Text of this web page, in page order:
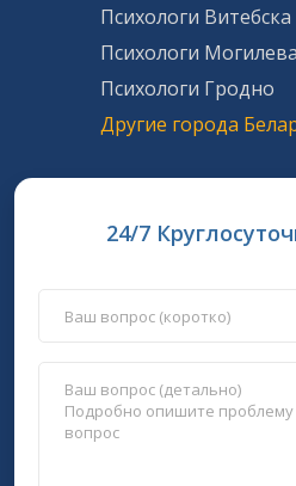
Психологи Витебска
Психологи Могилева
Психологи Гродно
Другие города
24/7